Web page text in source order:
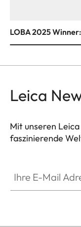
LOBA 2025
Leica
Mit unseren
faszinierende